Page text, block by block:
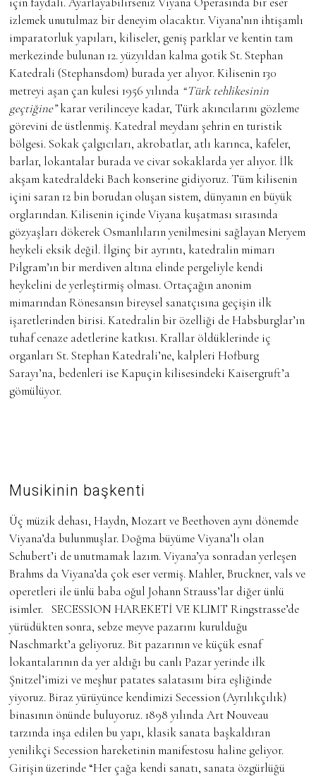
izlemek unutulmaz bir deneyim olacaktır. Viyana’nın ihtişamlı
imparatorluk yapıları, kiliseler, geniş parklar ve kentin tam
merkezinde bulunan 12. yüzyıldan kalma gotik St. Stephan
Katedrali (Stephansdom) burada yer alıyor. Kilisenin 130
metreyi aşan çan kulesi 1956 yılında “Türk tehlikesinin
geçtiğine”karar verilinceye kadar, Türk akıncılarını gözleme
görevini de üstlenmiş. Katedral meydanı şehrin en turistik
bölgesi. Sokak çalgıcıları, akrobatlar, atlı karınca, kafeler,
barlar, lokantalar burada ve civar sokaklarda yer alıyor. İlk
akşam katedraldeki Bach konserine gidiyoruz. Tüm kilisenin
içini saran 12 bin borudan oluşan sistem, dünyanın en büyük
orglarından. Kilisenin içinde Viyana kuşatması sırasında
gözyaşları dökerek Osmanlıların yenilmesini sağlayan Meryem
heykeli eksik değil. İlginç bir ayrıntı, katedralin mimarı
Pilgram’ın bir merdiven altına elinde pergeliyle kendi
heykelini de yerleştirmiş olması. Ortaçağın anonim
mimarından Rönesansın bireysel sanatçısına geçişin ilk
işaretlerinden birisi. Katedralin bir özelliği de Habsburglar’ın
tuhaf cenaze adetlerine katkısı. Krallar öldüklerinde iç
organları St. Stephan Katedrali’ne, kalpleri Hofburg
Sarayı’na, bedenleri ise Kapuçin kilisesindeki Kaisergruft’a
gömülüyor.
Musikinin başkenti
Üç müzik dehası, Haydn, Mozart ve Beethoven aynı dönemde
Viyana’da bulunmuşlar. Doğma büyüme Viyana’lı olan
Schubert’i de unutmamak lazım. Viyana’ya sonradan yerleşen
Brahms da Viyana’da çok eser vermiş. Mahler, Bruckner, vals ve
operetleri ile ünlü baba oğul Johann Strauss’lar diğer ünlü
isimler.SECESSION HAREKETİ VEKLIMT Ringstrasse’de
yürüdükten sonra, sebze meyve pazarını kurulduğu
Naschmarkt’a geliyoruz. Bit pazarının ve küçük esnaf
lokantalarının da yer aldığı bu canlı Pazar yerinde ilk
Şnitzel’imizi ve meşhur patates salatasını bira eşliğinde
yiyoruz. Biraz yürüyünce kendimizi Secession (Ayrılıkçılık)
binasının önünde buluyoruz. 1898 yılında Art Nouveau
tarzında inşa edilen bu yapı, klasik sanata başkaldıran
yenilikçi Secession hareketinin manifestosu haline geliyor.
Girişin üzerinde “Her çağa kendi sanatı, sanata özgürlüğü